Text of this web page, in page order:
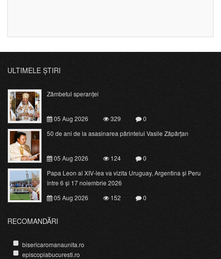
ULTIMELE ȘTIRI
Zâmbetul speranței
05 Aug 2026 329
0
50 de ani de la asasinarea părintelui Vasile Zăpârțan
05 Aug 2026 124
0
Papa Leon al XIV-lea va vizita Uruguay, Argentina și Peru
între 6 și 17 noiembrie 2026
05 Aug 2026
152 0
RECOMANDĂRI
bisericaromanaunita.ro
episcopiabucuresti.ro